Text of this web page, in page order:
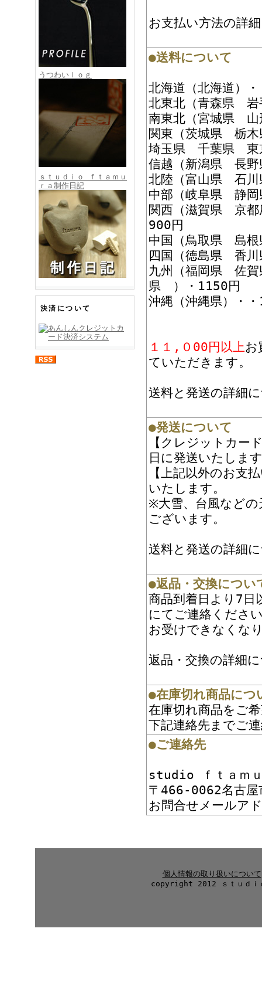
うつわいｌｏｇ
ｓｔｕｄｉｏ ｆｔａｍｕ
ｒａ制作日記
決済について
お支払い方法の詳
●送料について
北海道（北海道）
北東北（青森県
南東北（宮城県
関東（茨城県 栃
埼玉県 千葉県 東
信越（新潟県 長野
北陸（富山県 石
中部（岐阜県 静
関西（滋賀県 京
900円
中国（鳥取県 島
四国（徳島県 香
九州（福岡県 佐
県 ）・1150円
沖縄（沖縄県）・
１１,０00円以上お
ていただきます。
送料と発送の詳細
●発送について
【クレジットカー
日に発送いたしま
【上記以外のお支
いたします。
※大雪、台風などの
ございます。
送料と発送の詳細
●返品・交換につい
商品到着日より7日
にてご連絡くださ
お受けできなくな
返品・交換の詳細
●在庫切れ商品につ
在庫切れ商品をご
下記連絡先までご
●ご連絡先
studio ｆｔａｍ
〒466-0062名古屋
お問合せメールア
個人情報の取り扱いについて
copyright 2012 ｓｔｕｄ